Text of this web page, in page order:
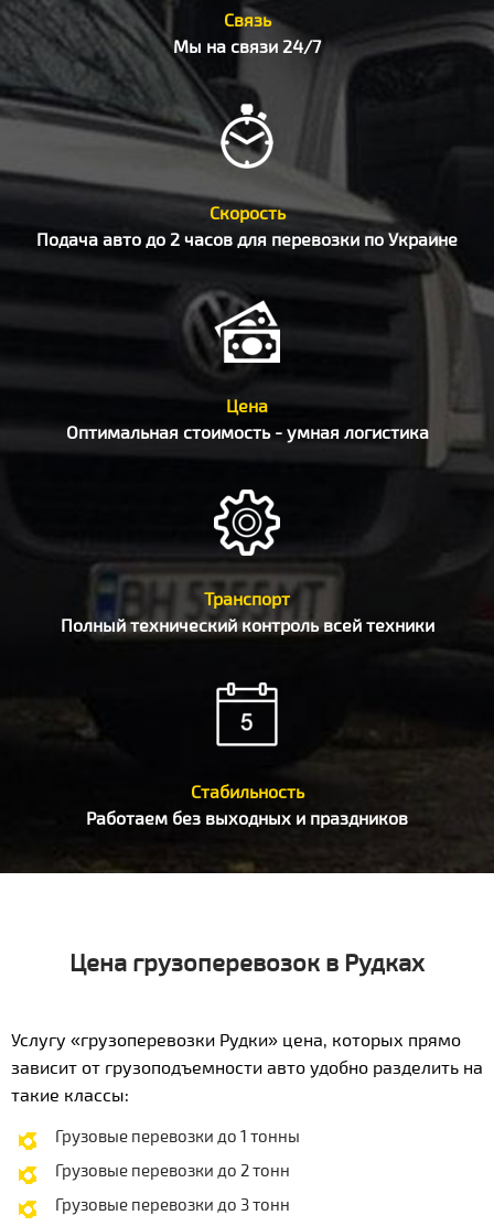
Связь
Мы на связи 24/7
Скорость
Подача авто до 2 часов для перевозки по Украине
Цена
Оптимальная стоимость - умная логистика
Транспорт
Полный технический контроль всей техники
Стабильность
Работаем без выходных и праздников
Цена грузоперевозок в Рудках
Услугу «грузоперевозки Рудки» цена, которых прямо
зависит от грузоподъемности авто удобно разделить на
такие классы:
Грузовые перевозки до 1 тонны
Грузовые перевозки до 2 тонн
Грузовые перевозки до 3 тонн